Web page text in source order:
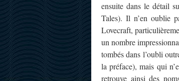
ensuite dans le détail
Tales). Il n’en oublie
Lovecraft,
un nombre
tombés dans l’oubli
la préface), mais qui
retrouve ainsi des